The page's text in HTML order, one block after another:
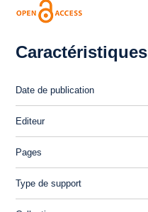
Caractéristiques
Date de publication
Editeur
Pages
Type de support